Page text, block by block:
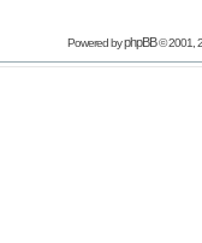
Powered byphpBB© 2001,